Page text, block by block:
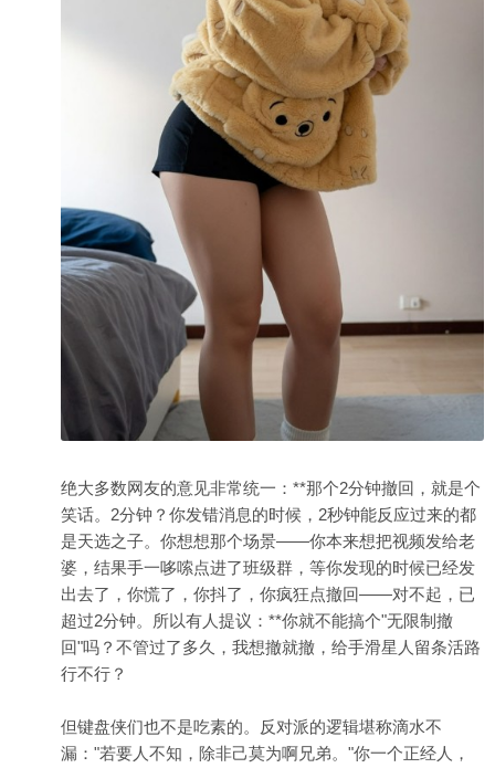
绝大多数网友的意见非常统一：**那个2分钟撤回，就是个
笑话。2分钟？你发错消息的时候，2秒钟能反应过来的都
是天选之子。你想想那个场景——你本来想把视频发给老
婆，结果手一哆嗦点进了班级群，等你发现的时候已经发
出去了，你慌了，你抖了，你疯狂点撤回——对不起，已
超过2分钟。所以有人提议：**你就不能搞个"无限制撤
回"吗？不管过了多久，我想撤就撤，给手滑星人留条活路
行不行？
但键盘侠们也不是吃素的。反对派的逻辑堪称滴水不
漏："若要人不知，除非己莫为啊兄弟。"你一个正经人，